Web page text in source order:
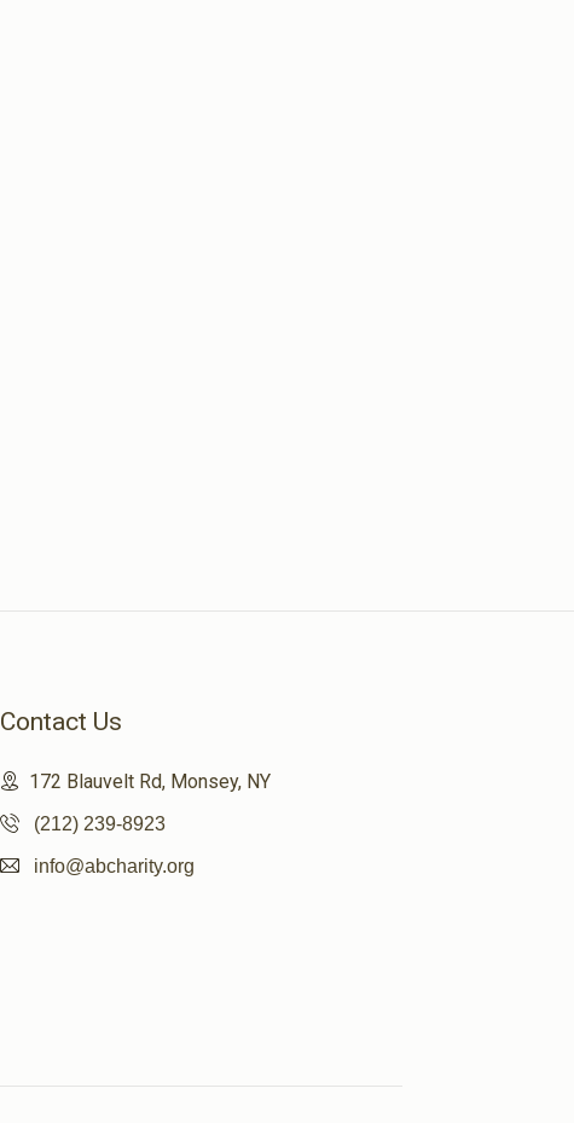
Contact Us
172 Blauvelt Rd, Monsey, NY
(212) 239-8923
info@abcharity.org